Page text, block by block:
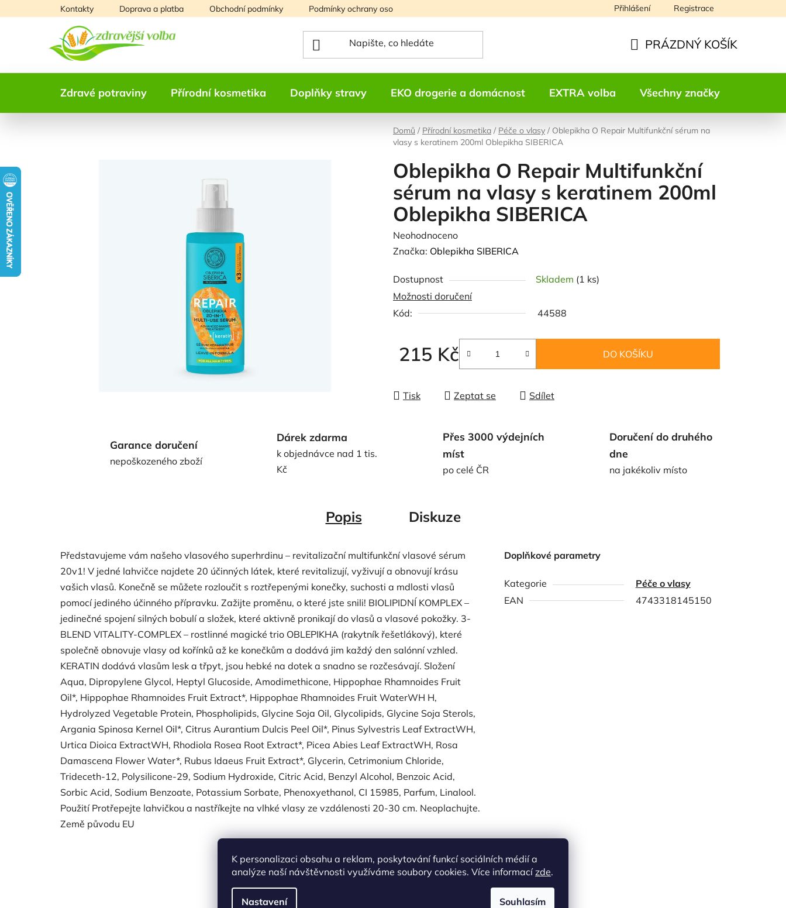
K personalizaci obsahu a reklam, poskytování funkcí sociálních médií a
analýze naší návštěvnosti využíváme soubory cookies. Více informacízde.
Nastavení Souhlasím
na
Kontakty Doprava a platba Obchodní podmínky Podmínky ochrany osobních údajů Přihlášení Registrace
KOŠÍK
PRÁZDNÝ KOŠÍK
Zdravé potraviny Přírodní kosmetika Doplňky stravy EKO drogerie a domácnost EXTRA volba Všechny značky
Domů / Přírodní kosmetika / Péče o vlasy / Oblepikha O Repair Multifunkční sérum na
vlasy s keratinem 200ml Oblepikha SIBERICA
Oblepikha O Repair Multifunkční
sérum na vlasy s keratinem 200ml
Oblepikha SIBERICA
Průměrné
hodnocení
je
0,0
z
hvězdiček.
Neohodnoceno
Značka: Oblepikha SIBERICA
Dostupnost Skladem (1 ks)
Možnosti doručení
Kód:
44588
215 Kč DO KOŠÍKU
Tisk Zeptat se Sdílet
Garance doručení
nepoškozeného zboží
Dárek zdarma
k objednávce nad 1 tis.
Kč
Přes 3000 výdejních
míst
po celé ČR
Doručení do druhého
dne
na jakékoliv místo
Popis Diskuze
Představujeme vám našeho vlasového superhrdinu – revitalizační multifunkční vlasové sérum
20v1! V jedné lahvičce najdete 20 účinných látek, které revitalizují, vyživují a obnovují krásu
vašich vlasů. Konečně se můžete rozloučit s roztřepenými konečky, suchosti a mdlosti vlasů
pomocí jediného účinného přípravku. Zažijte proměnu, o které jste snili! BIOLIPIDNÍ KOMPLEX –
jedinečné spojení silných bobulí a složek, které aktivně pronikají do vlasů a vlasové pokožky. 3-
BLEND VITALITY-COMPLEX – rostlinné magické trio OBLEPIKHA (rakytník řešetlákový), které
společně obnovuje vlasy od kořínků až ke konečkům a dodává jim každý den salónní vzhled.
KERATIN dodává vlasům lesk a třpyt, jsou hebké na dotek a snadno se rozčesávají. Složení
Aqua, Dipropylene Glycol, Heptyl Glucoside, Amodimethicone, Hippophae Rhamnoides Fruit
Oil*, Hippophae Rhamnoides Fruit Extract*, Hippophae Rhamnoides Fruit WaterWH H,
Hydrolyzed Vegetable Protein, Phospholipids, Glycine Soja Oil, Glycolipids, Glycine Soja Sterols,
Argania Spinosa Kernel Oil*, Citrus Aurantium Dulcis Peel Oil*, Pinus Sylvestris Leaf ExtractWH,
Urtica Dioica ExtractWH, Rhodiola Rosea Root Extract*, Picea Abies Leaf ExtractWH, Rosa
Damascena Flower Water*, Rubus Idaeus Fruit Extract*, Glycerin, Cetrimonium Chloride,
Trideceth-12, Polysilicone-29, Sodium Hydroxide, Citric Acid, Benzyl Alcohol, Benzoic Acid,
Sorbic Acid, Sodium Benzoate, Potassium Sorbate, Phenoxyethanol, CI 15985, Parfum, Linalool.
Použití Protřepejte lahvičkou a nastříkejte na vlhké vlasy ze vzdálenosti 20-30 cm. Neoplachujte.
Země původu EU
Doplňkové parametry
Kategorie
Péče o vlasy
EAN
4743318145150
Podobné produkty